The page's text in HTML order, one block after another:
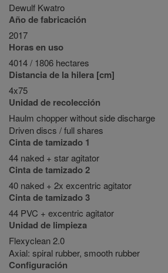
Dewulf Kwatro
Año de fabricación
2017
Horas en uso
4014 / 1806 hectares
Distancia de la hilera [cm]
4x75
Unidad de recolección
Haulm chopper without side discharge
Driven discs / full shares
Cinta de tamizado 1
44 naked + star agitator
Cinta de tamizado 2
40 naked + 2x excentric agitator
Cinta de tamizado 3
44 PVC + excentric agitator
Unidad de limpieza
Flexyclean 2.0
Axial: spiral rubber, smooth rubber
Configuración